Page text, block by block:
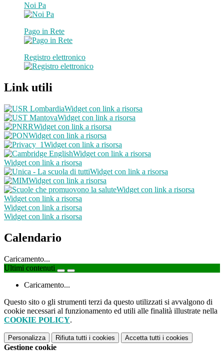
Noi Pa
Pago in Rete
Registro elettronico
Link utili
Widget con link a risorsa
Widget con link a risorsa
Widget con link a risorsa
Widget con link a risorsa
Widget con link a risorsa
Widget con link a risorsa
Widget con link a risorsa
Widget con link a risorsa
Widget con link a risorsa
Widget con link a risorsa
Widget con link a risorsa
Widget con link a risorsa
Widget con link a risorsa
Calendario
Caricamento...
Ultimi contenuti
Caricamento...
Questo sito o gli strumenti terzi da questo utilizzati si avvalgono di
cookie necessari al funzionamento ed utili alle finalità illustrate nella
COOKIE POLICY.
Personalizza Rifiuta tutti i cookies Accetta tutti i cookies
Gestione cookie